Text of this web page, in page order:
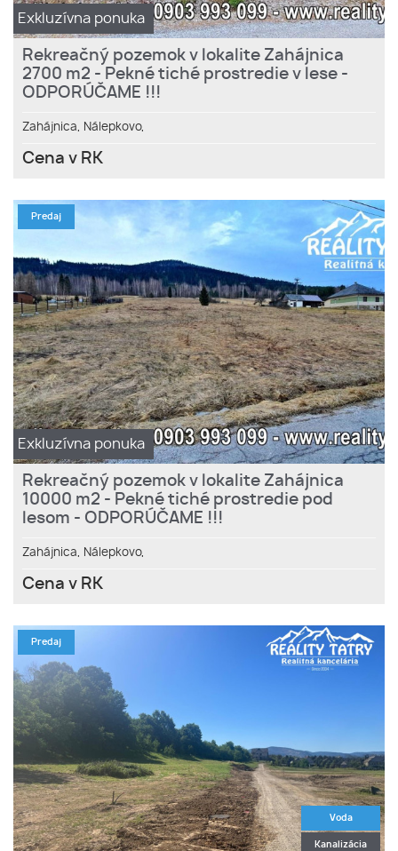
Exkluzívna ponuka
Rekreačný pozemok v lokalite Zahájnica
2700 m2 - Pekné tiché prostredie v lese -
ODPORÚČAME !!!
Zahájnica, Nálepkovo,
Cena v RK
Exkluzívna ponuka
Predaj
Rekreačný pozemok v lokalite Zahájnica
10000 m2 - Pekné tiché prostredie pod
lesom - ODPORÚČAME !!!
Zahájnica, Nálepkovo,
Cena v RK
Predaj
Voda
Kanalizácia